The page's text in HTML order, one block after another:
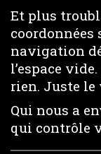
Et plus
coordonnées
navigation
l’espace
rien. Juste le
Qui nous a
qui contrôle